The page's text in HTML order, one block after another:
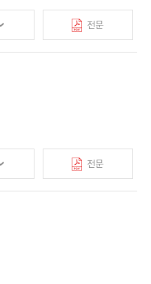
사점
해 있다. 이 상황에서 투자란
밖에 없을것이다. 그럼에도
환이 선택의 문제가 아님을
업의 동향으로 ① 인슈어테크
건강 관련 보험·서비스 확대,
에 대한 적극 대응의 3가지
① 정부의 보험산업 지원, ②
균형, ③ 사이버복원력 제고
지 특징을 살펴보았다.
이러한 해외 트렌드에 맞추어
비자의 만족도를 높이기 위해
경우와, ② 보험회사의 신
을 이용하여 사업의 외연을
향
평가
전문
제가 발생할 수 있지만, 이에
건강보험 재정건전성에 대한
가입심사와 높은 보험료로
있다.
Savings Account)와
Account)는 개인과
료비 사전적립제도이다. 이
이 본인의 계좌에서 지불하고
품을 통해 보장함으로 써,
이용과 같은 도덕적 해이를
장점이 있다.
토
의료저축계좌 도입 검토
전문
품과 서비스의 개발로 인해
정보 통신 기술을 기반으로
. 본 연구는 해외 혁신적
하고, 이를 위해 인슈어테크